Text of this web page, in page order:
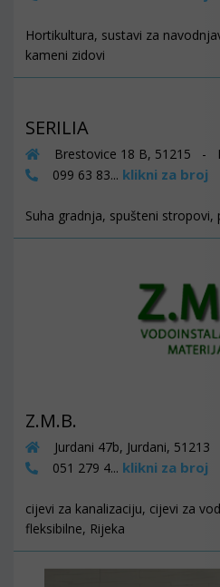
Hortikultura, sustavi za
kameni zidovi
SERILIA
Brestovice 18 B, 51215 -
099 63 83... klikni za broj
Suha gradnja, spušteni stropovi,
Z.M.B.
Jurdani 47b, Jurdani,
051 279 4... klikni za broj
cijevi za kanalizaciju, cijevi za
fleksibilne, Rijeka